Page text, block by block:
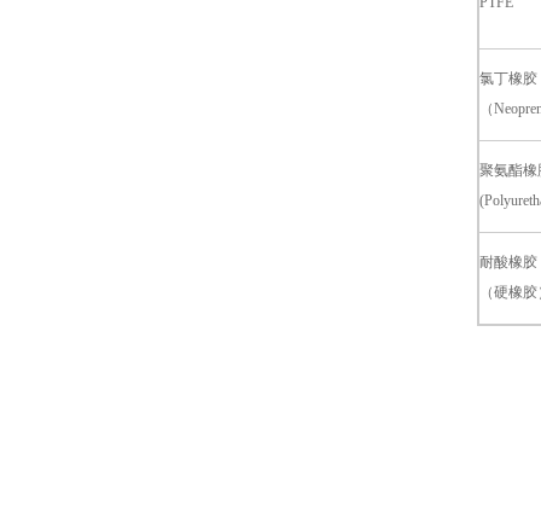
氯丁橡胶
（
聚氨酯橡
耐酸橡胶
（硬橡